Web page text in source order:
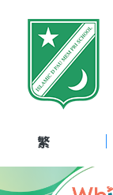
我
們
繁